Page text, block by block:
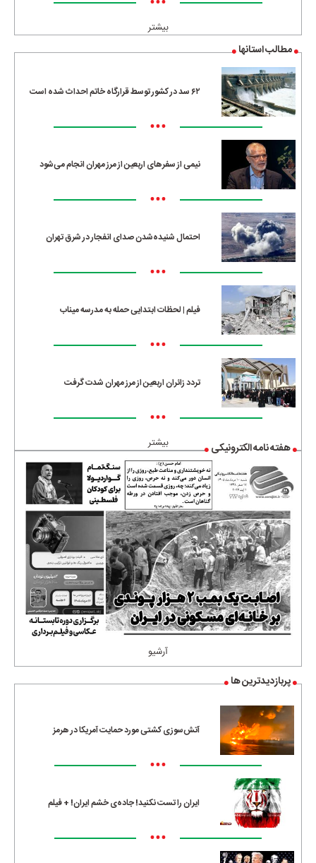
بیشتر
مطالب استانها
۶۲ سد در کشور توسط قرارگاه خاتم احداث شده است
•••
نیمی از سفرهای اربعین از مرز مهران انجام می‌شود
•••
احتمال شنیده‌شدن صدای انفجار در شرق تهران
•••
فیلم | لحظات ابتدایی حمله به مدرسه میناب
•••
تردد زائران اربعین از مرز مهران شدت گرفت
•••
بیشتر هفته نامه الکترونیکی
آرشیو
پربازدیدترین ها
آتش‌سوزی کشتی مورد حمایت آمریکا در هرمز
•••
ایران را تست نکنید! جاده‌ی خشم ایران! + فیلم
•••